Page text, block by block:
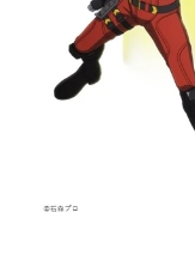
アニメ映画一覧
今期アニメ曜日別一覧